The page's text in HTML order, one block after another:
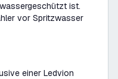
ist.
vor Spritzwasser
einer Ledvion